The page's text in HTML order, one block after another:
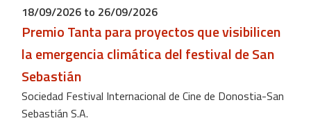
18/09/2026 to 26/09/2026
Premio Tanta para proyectos que visibilicen
la emergencia climática del festival de San
Sebastián
Sociedad Festival Internacional de Cine de Donostia-San
Sebastián S.A.